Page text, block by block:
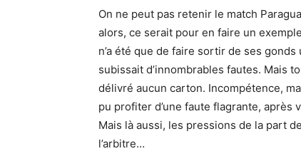
On ne peut pas retenir le match
alors, ce serait pour en faire un
n’a été que de faire sortir de ses
subissait d’innombrables fautes. Mais
délivré aucun carton. Incompétence,
pu profiter d’une faute flagrante, après
Mais là aussi, les pressions de la part
l’arbitre…